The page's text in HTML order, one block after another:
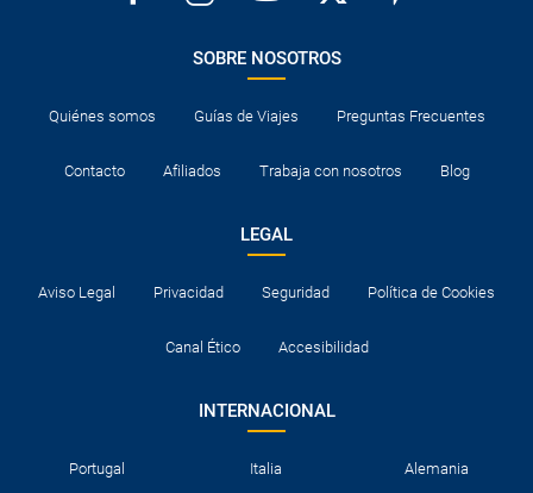
SOBRE NOSOTROS
Quiénes somos Guías de Viajes Preguntas Frecuentes
Contacto Afiliados Trabaja con nosotros Blog
LEGAL
Aviso Legal Privacidad Seguridad Política de Cookies
Canal Ético Accesibilidad
INTERNACIONAL
Portugal Italia Alemania